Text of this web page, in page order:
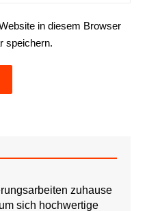
in diesem Browser
speichern.
zuhause
sich hochwertige